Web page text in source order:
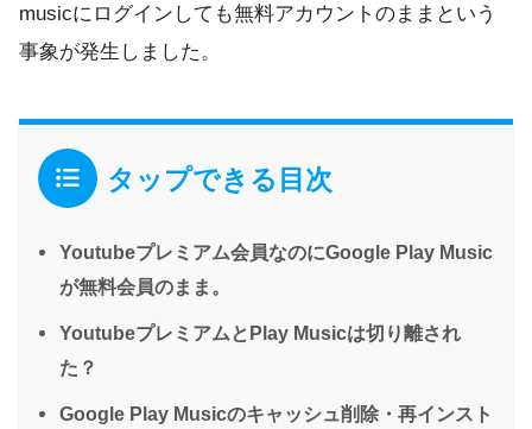
musicにログインしても無料アカウントのままという
事象が発生しました。
タップできる目次
Youtubeプレミアム会員なのにGoogle Play Music
が無料会員のまま。
YoutubeプレミアムとPlay Musicは切り離され
た？
Google Play Musicのキャッシュ削除・再インスト